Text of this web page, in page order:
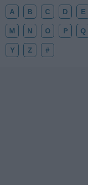
A B C D E
M N O P Q
Y Z #